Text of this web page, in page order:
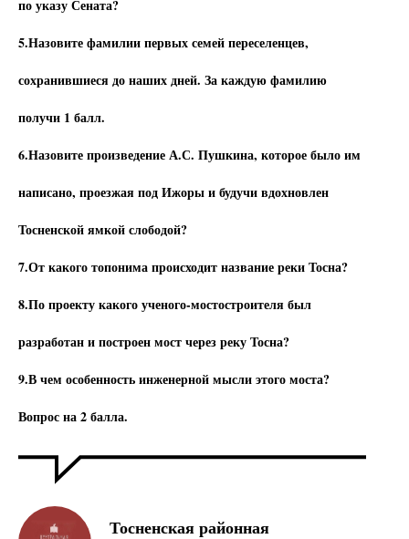
по указу Сената?
5.Назовите фамилии первых семей переселенцев,
сохранившиеся до наших дней. За каждую фамилию
получи 1 балл.
6.Назовите произведение А.С. Пушкина, которое было им
написано, проезжая под Ижоры и будучи вдохновлен
Тосненской ямкой слободой?
7.От какого топонима происходит название реки Тосна?
8.По проекту какого ученого-мостостроителя был
разработан и построен мост через реку Тосна?
9.В чем особенность инженерной мысли этого моста?
Вопрос на 2 балла.
Тосненская районная